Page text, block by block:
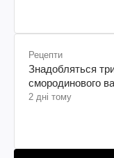
Рецепти
Знадобляться
смородинового
2 дні тому